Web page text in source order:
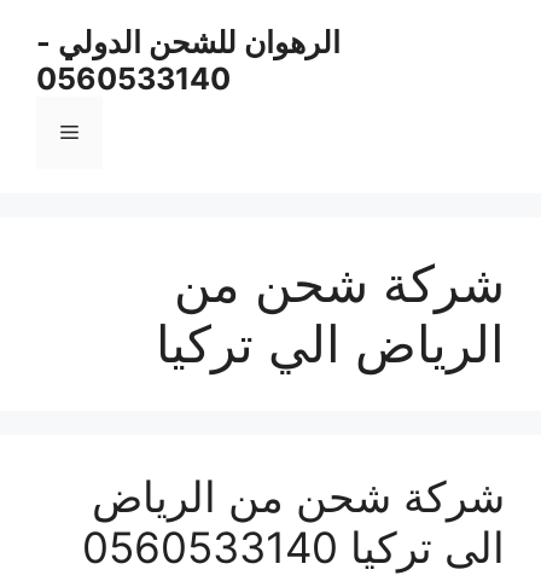
الرهوان للشحن الدولي -
0560533140
القائمة
شركة شحن من
الرياض الي تركيا
شركة شحن من الرياض
الى تركيا 0560533140